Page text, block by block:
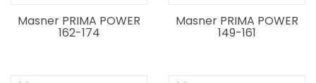
Masner PRIMA POWER
162-174
Masner PRIMA POWER
149-161